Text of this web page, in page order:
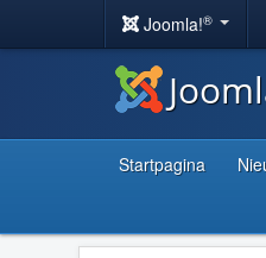
Joomla!®
Startpagina